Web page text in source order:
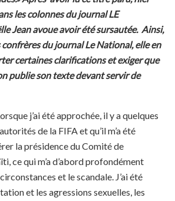
les colonnes du journal LE
Jean avoue avoir été sursautée. Ainsi,
confrères du journal Le National, elle en
certaines clarifications et exiger que
publie son texte devant servir de
j’ai été approchée, il y a quelques
de la FIFA et qu’il m’a été
la présidence du Comité de
ce qui m’a d’abord profondément
et le scandale. J’ai été
et les agressions sexuelles, les